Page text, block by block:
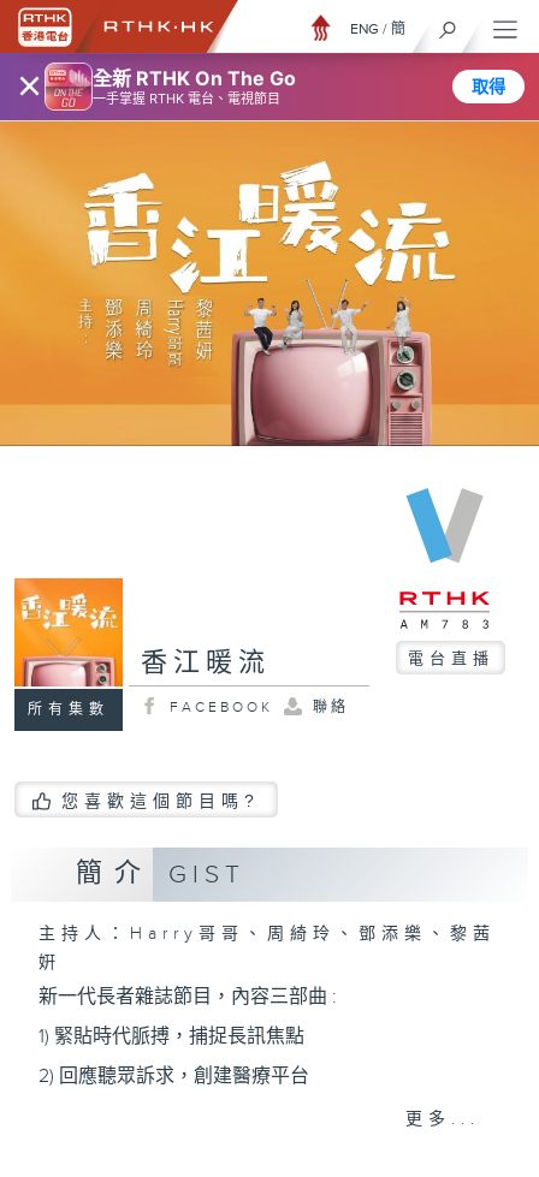
× 全新 RTHK On The Go
一手掌握 RTHK 電台、電視節目
取得
ENG / 簡
所有集數
香江暖流 電台直播
FACEBOOK 聯絡
您喜歡這個節目嗎?
簡介 GIST
主持人：Harry哥哥、周綺玲、鄧添樂、黎茜
姸
新一代長者雜誌節目，內容三部曲 :
1) 緊貼時代脈搏，捕捉長訊焦點
2) 回應聽眾訴求，創建醫療平台
3) 暖流熱線 : 關顧長者心靈需要，透過電話1872312，
更多...